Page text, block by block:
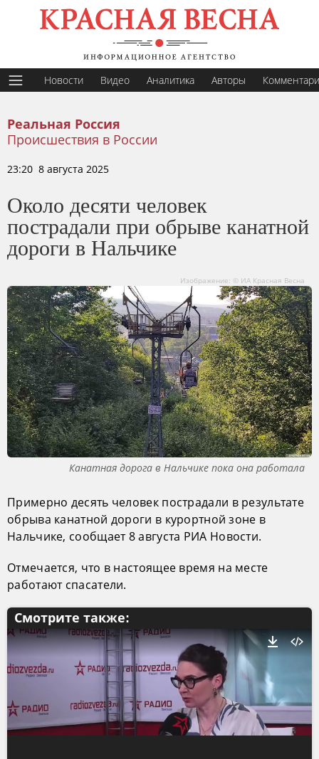
Новости Видео Аналитика Авторы
Реальная Россия
Происшествия в России
23:20 8 августа 2025
Около десяти человек
пострадали при обрыве канатной
дороги в Нальчике
Изображение: © ИА Красная Весна
Канатная дорога в Нальчике пока она работала
Примерно десять человек пострадали в результате
обрыва канатной дороги в курортной зоне в
Нальчике, сообщает 8 августа РИА Новости.
Отмечается, что в настоящее время на месте
работают спасатели.
Смотрите также: